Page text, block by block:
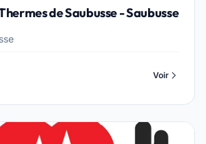
de Saubusse - Saubusse
Voir